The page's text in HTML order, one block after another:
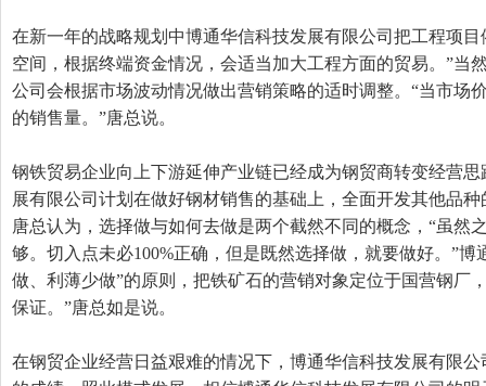
在新一年的战略规划中博通华信科技发展有限公司把工程项
空间，根据终端资金情况，会适当加大工程方面的贸易。”当
公司会根据市场波动情况做出营销策略的适时调整。“当市场
的销售量。”唐总说。
钢铁贸易企业向上下游延伸产业链已经成为钢贸商转变经营
展有限公司计划在做好钢材销售的基础上，全面开发其他品
唐总认为，选择做与如何去做是两个截然不同的概念，“虽然
够。切入点未必100%正确，但是既然选择做，就要做好。”
做、利薄少做”的原则，把铁矿石的营销对象定位于国营钢厂
保证。”唐总如是说。
在钢贸企业经营日益艰难的情况下，博通华信科技发展有限